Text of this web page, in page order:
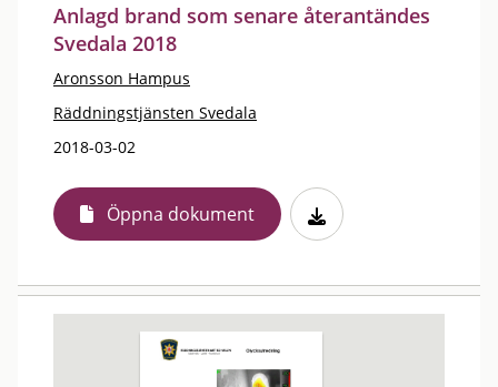
Anlagd brand som senare återantändes
Svedala 2018
Aronsson Hampus
Räddningstjänsten Svedala
2018-03-02
Öppna dokument